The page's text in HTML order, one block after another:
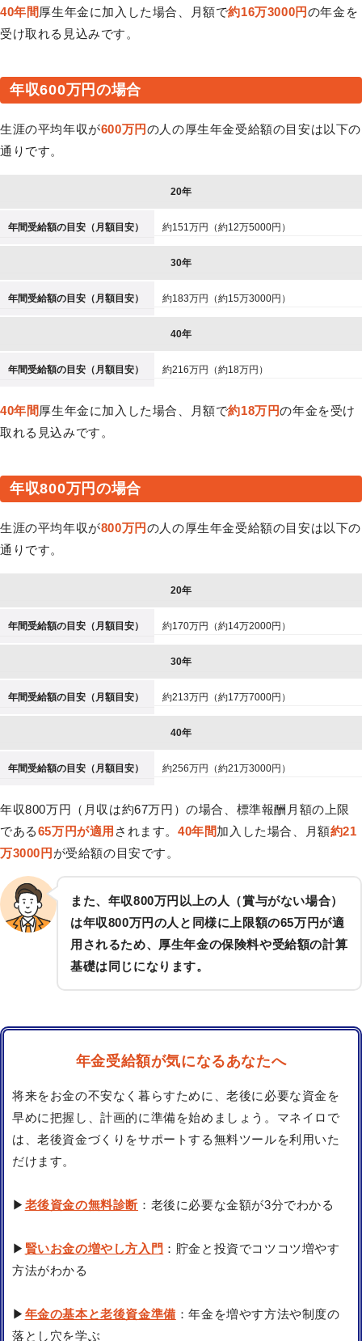
40年間 厚生年金に加入した場合、月額で約16万3000円の年金を
受け取れる見込みです。
年収600万円の場合
生涯の平均年収が600万円の人の厚生年金受給額の目安は以下の
通りです。
20年
年間受給額の目安（月額目安） 約151万円（約12万5000円）
30年
年間受給額の目安（月額目安） 約183万円（約15万3000円）
40年
年間受給額の目安（月額目安） 約216万円（約18万円）
40年間 厚生年金に加入した場合、月額で約18万円の年金を受け
取れる見込みです。
年収800万円の場合
生涯の平均年収が800万円の人の厚生年金受給額の目安は以下の
通りです。
20年
年間受給額の目安（月額目安） 約170万円（約14万2000円）
30年
年間受給額の目安（月額目安） 約213万円（約17万7000円）
40年
年間受給額の目安（月額目安） 約256万円（約21万3000円）
年収800万円（月収は約67万円）の場合、標準報酬月額の上限
である65万円が適用 されます。40年間加入した場合、月額約21
万3000円 が受給額の目安です。
また、年収800万円以上の人（賞与がない場合）
は年収800万円の人と同様に上限額の65万円が適
用されるため、厚生年金の保険料や受給額の計算
基礎は同じになります。
年金受給額が気になるあなたへ
将来をお金の不安なく暮らすために、老後に必要な資金を
早めに把握し、計画的に準備を始めましょう。マネイロで
は、老後資金づくりをサポートする無料ツールを利用いた
だけます。
▶ 老後資金の無料診断 ：老後に必要な金額が3分でわかる
▶ 賢いお金の増やし方入門 ：貯金と投資でコツコツ増やす
方法がわかる
▶ 年金の基本と老後資金準備 ：年金を増やす方法や制度の
落とし穴を学ぶ